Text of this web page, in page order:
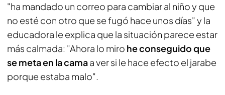
"ha mandado un correo para cambiar al niño y que
no esté con otro que se fugó hace unos días" y la
educadora le explica que la situación parece estar
más calmada: "Ahora lo miro he conseguido que
se meta en la camaa ver si le hace efecto el jarabe
porque estaba malo".